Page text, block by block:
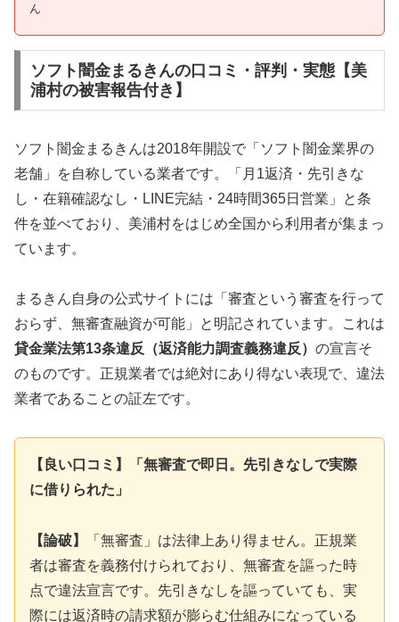
ん
ソフト闇金まるきんの口コミ・評判・実態【美
浦村の被害報告付き】
ソフト闇金まるきんは2018年開設で「ソフト闇金業界の
老舗」を自称している業者です。「月1返済・先引きな
し・在籍確認なし・LINE完結・24時間365日営業」と条
件を並べており、美浦村をはじめ全国から利用者が集まっ
ています。
まるきん自身の公式サイトには「審査という審査を行って
おらず、無審査融資が可能」と明記されています。これは
貸金業法第13条違反（返済能力調査義務違反） の宣言そ
のものです。正規業者では絶対にあり得ない表現で、違法
業者であることの証左です。
【良い口コミ】「無審査で即日。先引きなしで実際
に借りられた」
【論破】
「無審査」は法律上あり得ません。正規業
者は審査を義務付けられており、無審査を謳った時
点で違法宣言です。先引きなしを謳っていても、実
際には返済時の請求額が膨らむ仕組みになっている